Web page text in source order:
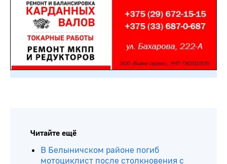
Читайте ещё
В Белыничском районе погиб
мотоциклист после столкновения с